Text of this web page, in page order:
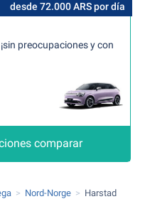
desde 72.000 ARS por día
preocupaciones y con
comparar
Nord-Norge Harstad